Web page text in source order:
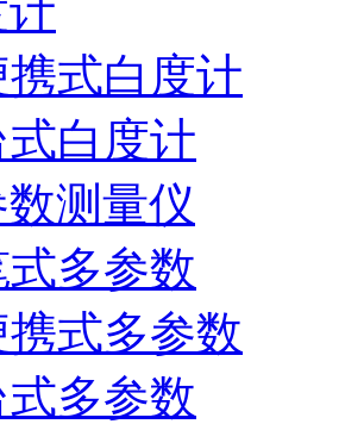
携式白度计
式白度计
测量仪
式多参数
携式多参数
式多参数